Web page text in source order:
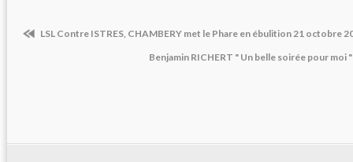
LSL Contre ISTRES, CHAMBERY met le Phare en ébulition 21 octobre
Benjamin RICHERT " Un belle soirée pour moi